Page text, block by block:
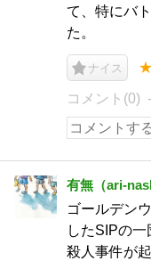
て、特にバ
た。
ナイス
コメント(0)
有無（ari-
ゴールデン
したSIPの
殺人事件が